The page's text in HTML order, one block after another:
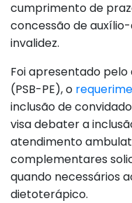
cumprimento de
concessão de
invalidez.
Foi apresentado
(PSB-PE), o
inclusão de
visa debater a
atendimento
complementares
quando necessários
dietoterápico.